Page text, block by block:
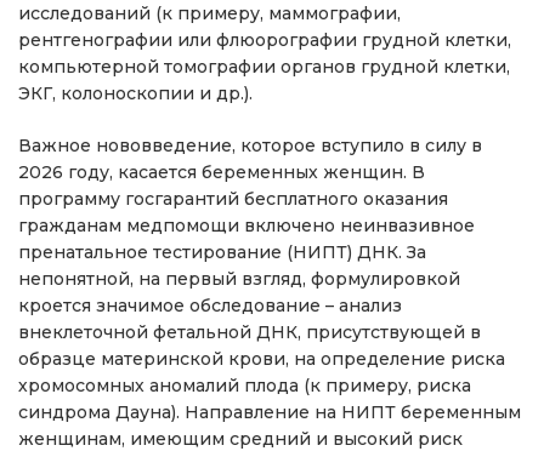
исследований (к примеру, маммографии,
рентгенографии или флюорографии грудной клетки,
компьютерной томографии органов грудной клетки,
ЭКГ, колоноскопии и др.).
Важное нововведение, которое вступило в силу в
2026 году, касается беременных женщин. В
программу госгарантий бесплатного оказания
гражданам медпомощи включено неинвазивное
пренатальное тестирование (НИПТ) ДНК. За
непонятной, на первый взгляд, формулировкой
кроется значимое обследование – анализ
внеклеточной фетальной ДНК, присутствующей в
образце материнской крови, на определение риска
хромосомных аномалий плода (к примеру, риска
синдрома Дауна). Направление на НИПТ беременным
женщинам, имеющим средний и высокий риск